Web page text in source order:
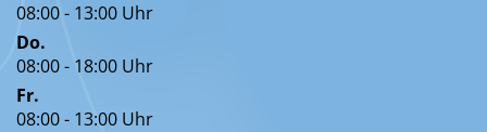
08:00 - 13:00 Uhr
Do.
08:00 - 18:00 Uhr
Fr.
08:00 - 13:00 Uhr